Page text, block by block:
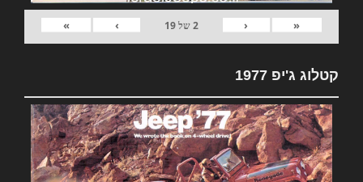
«
‹
2של19
›
»
קטלוג ג'יפ 1977